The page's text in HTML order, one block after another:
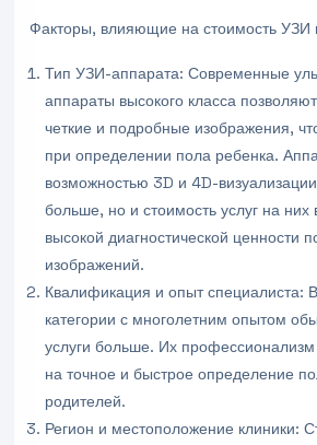
Факторы, влияющие на стоимость УЗИ
Тип УЗИ-аппарата: Современные
аппараты высокого класса
четкие и подробные изображения,
при определении пола ребенка.
возможностью 3D и 4D-
больше, но и стоимость услуг на
высокой диагностической ценности
изображений.
Квалификация и опыт специалиста:
категории с многолетним опытом
услуги больше. Их
на точное и быстрое определение
родителей.
Регион и местоположение клиники: